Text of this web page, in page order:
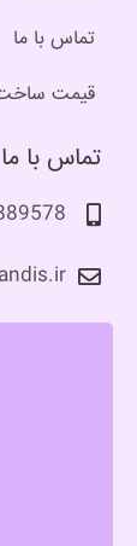
تماس با ما
قیمت
تماس با ما